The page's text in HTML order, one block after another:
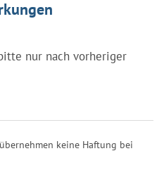
nur nach vorheriger
keine Haftung bei